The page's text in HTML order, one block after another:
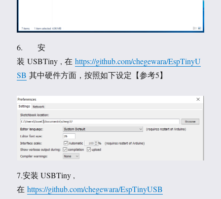
6. 安
装 USBTiny , 在https://github.com/chegewara/EspTinyU
SB 其中硬件方面，按照如下设定【参考5】
7.安装 USBTiny ,
在https://github.com/chegewara/EspTinyUSB